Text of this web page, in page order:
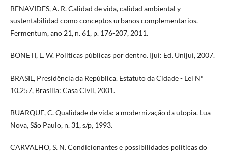
BENAVIDES, A. R. Calidad de vida, calidad ambiental y
sustentabilidad como conceptos urbanos complementarios.
Fermentum, ano 21, n. 61, p. 176-207, 2011.
BONETI, L. W. Políticas públicas por dentro. Ijuí: Ed. Unijuí, 2007.
BRASIL, Presidência da República. Estatuto da Cidade - Lei Nº
10.257, Brasília: Casa Civil, 2001.
BUARQUE, C. Qualidade de vida: a modernização da utopia. Lua
Nova, São Paulo, n. 31, s/p, 1993.
CARVALHO, S. N. Condicionantes e possibilidades políticas do